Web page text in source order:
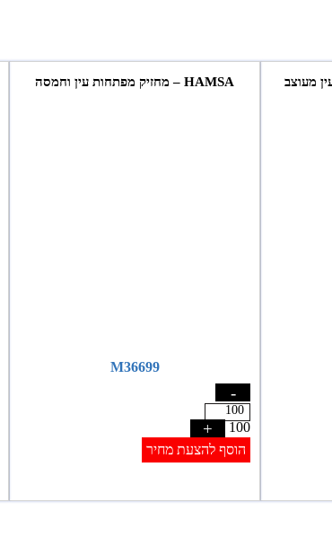
HAMSA – מחזיק מפתחות עין וחמסה
M36699
-
100
+
הוסף להצעת מחיר